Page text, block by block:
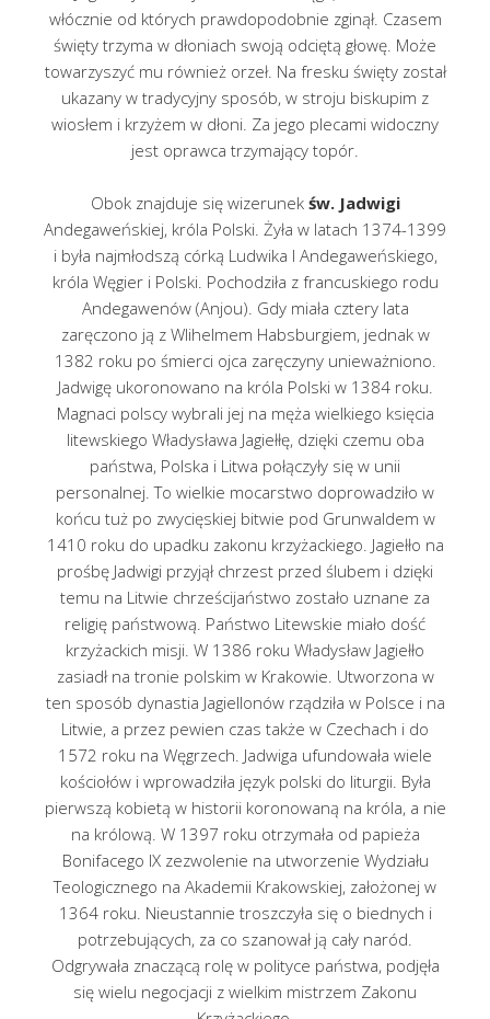
włócznie od których prawdopodobnie zginął. Czasem
święty trzyma w dłoniach swoją odciętą głowę. Może
towarzyszyć mu również orzeł. Na fresku święty został
ukazany w tradycyjny sposób, w stroju biskupim z
wiosłem i krzyżem w dłoni. Za jego plecami widoczny
jest oprawca trzymający topór.
Obok znajduje się wizerunek św. Jadwigi
Andegaweńskiej, króla Polski. Żyła w latach 1374-1399
i była najmłodszą córką Ludwika I Andegaweńskiego,
króla Węgier i Polski. Pochodziła z francuskiego rodu
Andegawenów (Anjou). Gdy miała cztery lata
zaręczono ją z Wlihelmem Habsburgiem, jednak w
1382 roku po śmierci ojca zaręczyny unieważniono.
Jadwigę ukoronowano na króla Polski w 1384 roku.
Magnaci polscy wybrali jej na męża wielkiego księcia
litewskiego Władysława Jagiełłę, dzięki czemu oba
państwa, Polska i Litwa połączyły się w unii
personalnej. To wielkie mocarstwo doprowadziło w
końcu tuż po zwycięskiej bitwie pod Grunwaldem w
1410 roku do upadku zakonu krzyżackiego. Jagiełło na
prośbę Jadwigi przyjął chrzest przed ślubem i dzięki
temu na Litwie chrześcijaństwo zostało uznane za
religię państwową. Państwo Litewskie miało dość
krzyżackich misji. W 1386 roku Władysław Jagiełło
zasiadł na tronie polskim w Krakowie. Utworzona w
ten sposób dynastia Jagiellonów rządziła w Polsce i na
Litwie, a przez pewien czas także w Czechach i do
1572 roku na Węgrzech. Jadwiga ufundowała wiele
kościołów i wprowadziła język polski do liturgii. Była
pierwszą kobietą w historii koronowaną na króla, a nie
na królową. W 1397 roku otrzymała od papieża
Bonifacego IX zezwolenie na utworzenie Wydziału
Teologicznego na Akademii Krakowskiej, założonej w
1364 roku. Nieustannie troszczyła się o biednych i
potrzebujących, za co szanował ją cały naród.
Odgrywała znaczącą rolę w polityce państwa, podjęła
się wielu negocjacji z wielkim mistrzem Zakonu